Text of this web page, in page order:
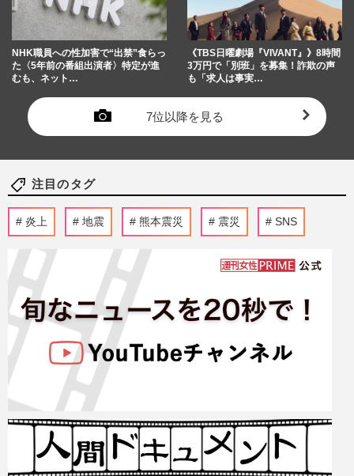
NHK職員への性加害で“出禁”食らっ
た〈5年前の番組出演者〉特定が進
むも、ネット…
《TBS日曜劇場『VIVANT』》8時間
3万円で「別班」を募集！詐欺の声
も「求人は事実…
7位以降を見る
注目のタグ
炎上 地震 熊本震災 震災 SNS